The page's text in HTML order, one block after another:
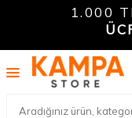
1.000